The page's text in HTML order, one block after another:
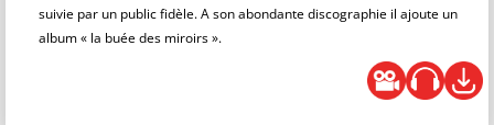
suivie par un public fidèle. A son abondante discographie il ajoute un
album « la buée des miroirs ».